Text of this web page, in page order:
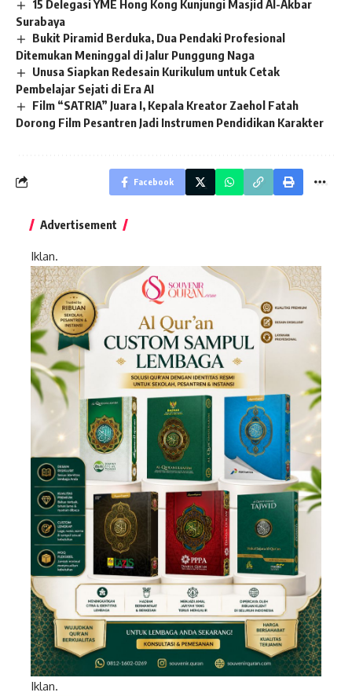
15 Delegasi YME Hong Kong Kunjungi Masjid Al-Akbar
Surabaya
Bukit Piramid Berduka, Dua Pendaki Profesional
Ditemukan Meninggal di Jalur Punggung Naga
Unusa Siapkan Redesain Kurikulum untuk Cetak
Pembelajar Sejati di Era AI
Film “SATRIA” Juara I, Kepala Kreator Zaehol Fatah
Dorong Film Pesantren Jadi Instrumen Pendidikan Karakter
Facebook
Advertisement
Iklan.
Iklan.